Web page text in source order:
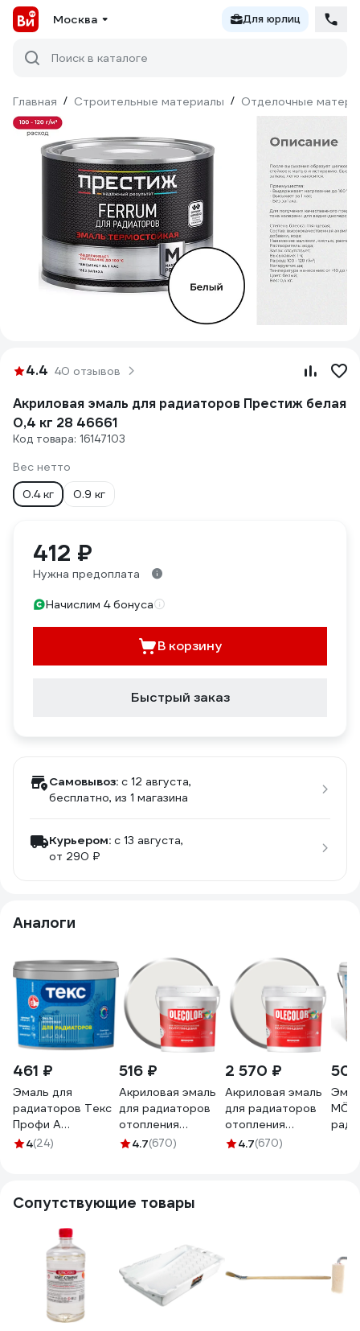
Москва Для юрлиц
Поиск в каталоге
Главная / Строительные материалы / Отделочные
4.4 40 отзывов
Акриловая эмаль для радиаторов Престиж белая
0,4 кг 28 46661
Код товара: 16147103
Вес нетто
0.4 кг
0.9 кг
412 ₽
Нужна предоплата
Начислим 4 бонуса
В корзину
Быстрый заказ
Самовывоз: c 12 августа,
бесплатно, из 1 магазина
Курьером: c 13 августа,
от 290 ₽
Аналоги
461 ₽
Эмаль для
радиаторов Текс
Профи А
Универсал белая
4(24)
516 ₽
Акриловая эмаль
для радиаторов
отопления
OLECOLOR
4.7(670)
2 570 ₽
Акриловая эмаль
для радиаторов
отопления
OLECOLOR
4.7(670)
Сопутствующие товары